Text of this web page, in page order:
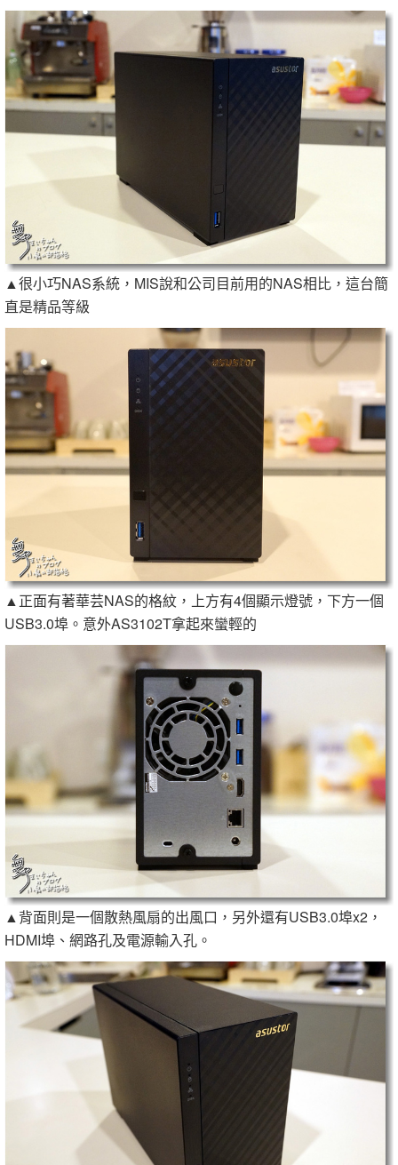
▲很小巧NAS系統，MIS說和公司目前用的NAS相比，這台簡
直是精品等級
▲正面有著華芸NAS的格紋，上方有4個顯示燈號，下方一個
USB3.0埠。意外AS3102T拿起來蠻輕的
▲背面則是一個散熱風扇的出風口，另外還有USB3.0埠x2，
HDMI埠、網路孔及電源輸入孔。